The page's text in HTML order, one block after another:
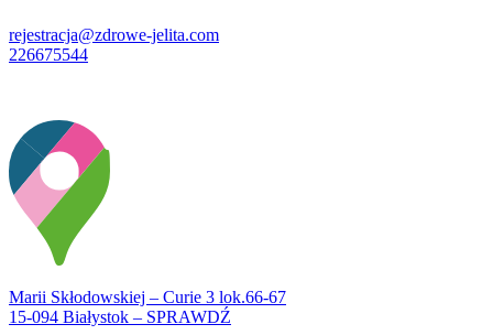
rejestracja@zdrowe-jelita.com
226675544
Marii Skłodowskiej – Curie 3 lok.66-67
15-094 Białystok – SPRAWDŹ